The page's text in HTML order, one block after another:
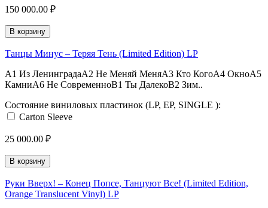
150 000.00 ₽
В корзину
Танцы Минус – Теряя Тень (Limited Edition) LP
A1 Из ЛенинградаA2 Не Меняй МеняA3 Кто КогоA4 ОкноA5
КамниA6 Не СовременноB1 Ты ДалекоB2 Зим..
Состояние виниловых пластинок (LP, EP, SINGLE ):
Carton Sleeve
25 000.00 ₽
В корзину
Руки Вверх! – Конец Попсе, Танцуют Все! (Limited Edition,
Orange Translucent Vinyl) LP